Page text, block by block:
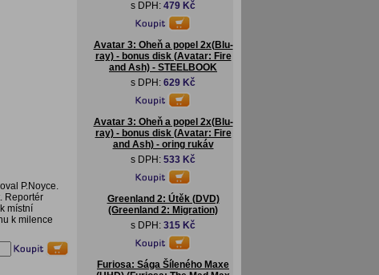
P.Noyce.
Reportér
místní
k milence
s DPH: 479 Kč
Avatar 3: Oheň a popel 2x(Blu-
ray) - bonus disk (Avatar: Fire
and Ash) - STEELBOOK
s DPH: 629 Kč
Avatar 3: Oheň a popel 2x(Blu-
ray) - bonus disk (Avatar: Fire
and Ash) - oring rukáv
s DPH: 533 Kč
Greenland 2: Útěk (DVD)
(Greenland 2: Migration)
s DPH: 315 Kč
Furiosa: Sága Šíleného Maxe